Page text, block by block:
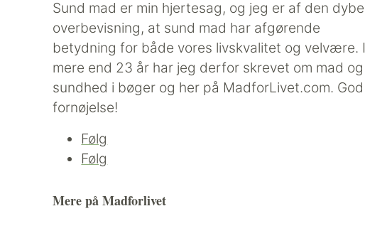
Sund mad er min hjertesag, og jeg er af den dybe
overbevisning, at sund mad har afgørende
betydning for både vores livskvalitet og velvære. I
mere end 23 år har jeg derfor skrevet om mad og
sundhed i bøger og her på MadforLivet.com. God
fornøjelse!
Følg
Følg
Mere på Madforlivet